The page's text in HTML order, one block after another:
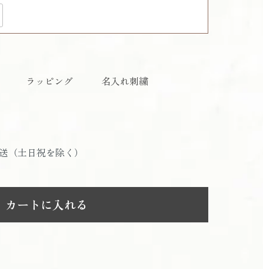
ラッピング
名入れ刺繍
（土日祝を除く）
カートに入れる